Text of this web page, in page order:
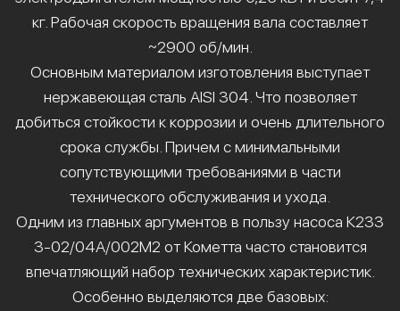
кг. Рабочая скорость вращения вала составляет
~2900 об/мин.
Основным материалом изготовления выступает
нержавеющая сталь AISI 304. Что позволяет
добиться стойкости к коррозии и очень длительного
срока службы. Причем с минимальными
сопутствующими требованиями в части
технического обслуживания и ухода.
Одним из главных аргументов в пользу насоса К233
3-02/04А/002М2 от Кометта часто становится
впечатляющий набор технических характеристик.
Особенно выделяются две базовых: